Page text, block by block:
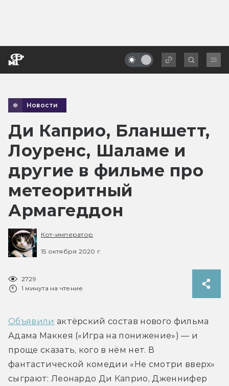
Новости
Ди Каприо, Бланшетт,
Лоуренс, Шаламе и
другие в фильме про
метеоритный
Армагеддон
Кот-император
15 октября 2020 г.
2729
1 минута на чтение
Объявили актёрский состав нового фильма
Адама Маккея («Игра на понижение») — и
проще сказать, кого в нём нет. В
фантастической комедии «Не смотри вверх»
сыграют: Леонардо Ди Каприо, Дженнифер